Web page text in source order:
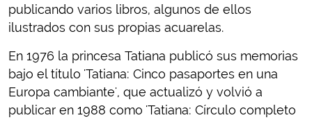
publicando varios libros, algunos de ellos
ilustrados con sus propias acuarelas.
En 1976 la princesa Tatiana publicó sus memorias
bajo el título 'Tatiana: Cinco pasaportes en una
Europa cambiante', que actualizó y volvió a
publicar en 1988 como 'Tatiana: Círculo completo